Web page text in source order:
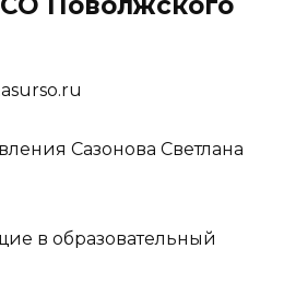
Сазонова Светлана
в образовательный